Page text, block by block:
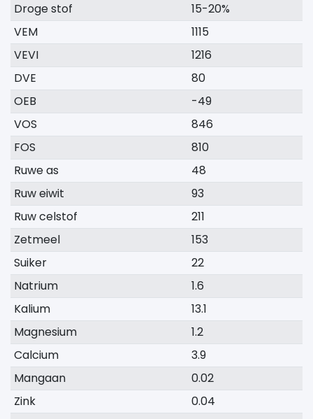
Droge stof
15-20%
VEM
1115
VEVI
1216
DVE
80
OEB
-49
VOS
846
FOS
810
Ruwe as
48
Ruw eiwit
93
Ruw celstof
211
Zetmeel
153
Suiker
22
Natrium
1.6
Kalium
13.1
Magnesium
1.2
Calcium
3.9
Mangaan
0.02
Zink
0.04